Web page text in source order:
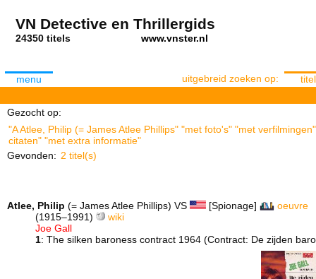
VN Detective en Thrillergids
24350 titels www.vnster.nl
menu uitgebreid zoeken op: titel
Gezocht op:
"A Atlee, Philip (= James Atlee Phillips" "met foto's" "met
citaten" "met extra informatie"
Gevonden: 2 titel(s)
Atlee, Philip (= James Atlee Phillips) VS [Spionage]
oeuvre
(1915–1991)
wiki
Joe Gall
1: The silken baroness contract 1964 (Contract: De zijden